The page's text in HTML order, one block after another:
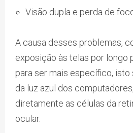
Visão dupla e perda de
A causa desses problemas,
exposição às telas por longo
para ser mais específico, isto
da luz azul dos
diretamente as células da
ocular.